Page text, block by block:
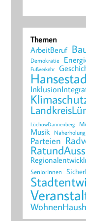
Themen
ArbeitBeruf
Demokratie
Fußverkehr
LüchowDannenberg
Musik Naherholung
Parteien
SeniorInnen